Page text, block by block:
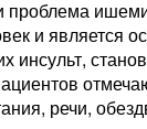
проблема
и является
инсульт,
речи,